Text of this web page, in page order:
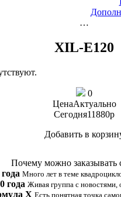
…
XIL-E120
0
ЦенаАктуально
Сегодня11880p
Добавить в
Почему можно заказывать
Много лет в теме
года Живая группа с новостями,
Х Есть понятная точка